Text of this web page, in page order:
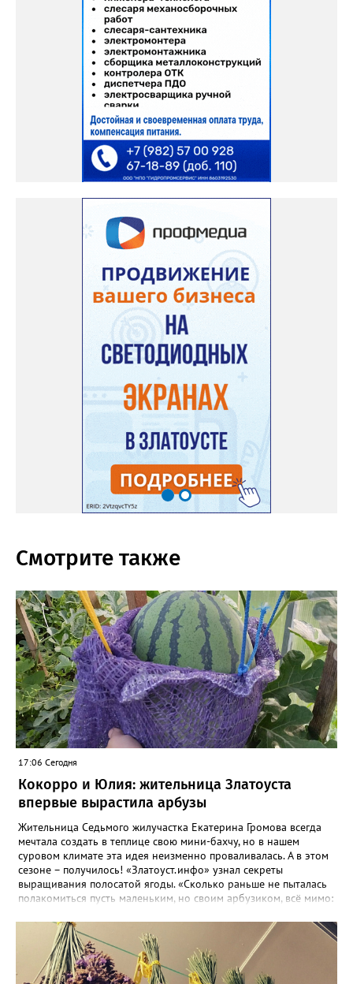
Смотрите также
17:06 Сегодня
Кокорро и Юлия: жительница Златоуста
впервые вырастила арбузы
Жительница Седьмого жилучастка Екатерина Громова всегда
мечтала создать в теплице свою мини-бахчу, но в нашем
суровом климате эта идея неизменно проваливалась. А в этом
сезоне – получилось! «Златоуст.инфо» узнал секреты
выращивания полосатой ягоды. «Сколько раньше не пыталась
полакомиться пусть маленьким, но своим арбузиком, всё мимо:
«Златоуст.инфо» садовод. – В этом году посадила сорт так
называемых северных арбузов – «Юлия», а также «Коккоро»
(он жёлтый и, говорят, очень сладкий). Вот уже первый на пару
кило вызрел. Чтобы не оборвал плеть, подвешиваю своих